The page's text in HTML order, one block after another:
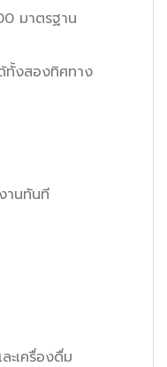
มาตรฐาน
ทั้งสองทิศทาง
านทันที
ะเครื่องดื่ม